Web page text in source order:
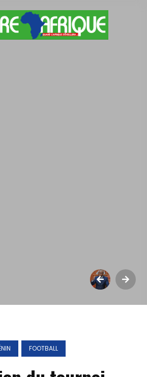
FOOTBALL